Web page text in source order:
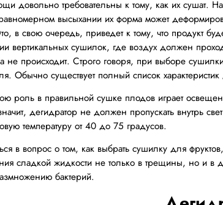
довольно требовательны к тому, как их
высыхании их форма может
в свою очередь, приведет к тому, что продукт
вертикальных сушилок, где воздух должен
не происходит. Строго говоря, при выборе
Обычно существует полный список
роль в правильной сушке плодов играет
дегидратор не должен пропускать внутрь
температуру от 40 до 75 градусов.
в вопрос о том, как выбрать сушилку для
сладкой жидкости не только в трещины, но и в
бактерий.